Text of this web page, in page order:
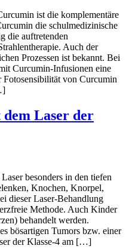
ist die komplementäre
die schulmedizinische
die auftretenden
Auch der
Prozessen ist bekannt. Bei
Curcumin-Infusionen eine
von Curcumin
Laser der
besonders in den tiefen
Knochen, Knorpel,
dieser Laser-Behandlung
Methode. Auch Kinder
behandelt werden.
bösartigen Tumors bzw. einer
der Klasse-4 am […]